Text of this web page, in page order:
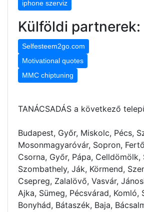
iphone szerviz
Külföldi partnerek:
Selfesteem2go.com
Motivational quotes
MMC chiptuning
TANÁCSADÁS a következő
Budapest, Győr, Miskolc, Pécs,
Mosonmagyaróvár, Sopron,
Csorna, Győr, Pápa, Celldömölk,
Szombathely, Ják, Körmend,
Csepreg, Zalalövő, Vasvár,
Ajka, Sümeg, Pécsvárad, Komló,
Bonyhád, Bátaszék, Baja,